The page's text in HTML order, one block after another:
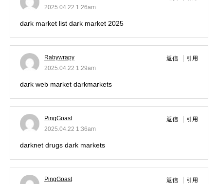
2025.04.22 1:26am
dark market list dark market 2025
Rabywrapy
2025.04.22 1:29am
返信 引用
dark web market darkmarkets
PingGoast
2025.04.22 1:36am
返信 引用
darknet drugs dark markets
PingGoast
返信 引用